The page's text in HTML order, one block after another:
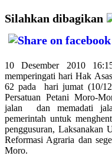
Silahkan dibagikan
10 Desember 2010
memperingati hari Hak
62 pada hari jumat (10/
Persatuan Petani Moro-
jalan dan memadati
pemerintah untuk
penggusuran,
Reformasi Agraria dan
Moro.